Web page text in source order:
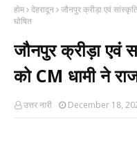
होम देहरादून जौनपुर क्रीड़ा एवं
घोषित
जौनपुर क्रीड़ा एवं
को CM धामी ने
उत्तर नारी December 18,